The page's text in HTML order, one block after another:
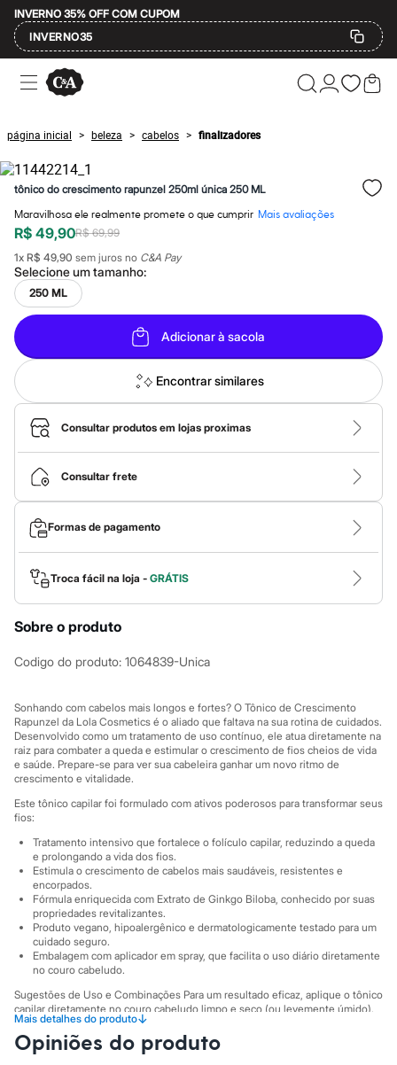
INVERNO 35% OFF COM CUPOM
INVERNO35
Ofertas
Compre por Departamento
Masculino
Infantil
Calçados
Mindse7
Plus Size
Até 20% off
Até 40% off
Até 60% off
A partir de 60% off
Feminino
Em alta
Inverno
Alfaiataria
Novidades
Roupas
Blusas e Camisetas
Básicos
Calças
Casacos e Jaquetas
Jeans
Macacões
Saias
Shorts e Bermudas
Vestidos
Acessórios
Bolsas
Bonés e Chapéus
Bijoux
Cintos
Óculos
Relógios
Calçados
Botas
Chinelos
Rasteirinhas
Sapatilhas
Tênis
Marcas
City
Clock House
Mindset
Sawary
Yessica
Acessórios
Blusas
Calçados
Leggings
Shorts e Bermudas
Tops
Moda íntima
Calcinhas
Cintas e Modeladores
Meias
Pijamas
Sutiãs e Tops
Moda praia
Biquínis
página inicial > beleza > cabelos > finalizadores
tônico do crescimento rapunzel 250ml única 250 ML
Maravilhosa ele realmente promete o que cumprir Mais avaliações
R$ 49,90R$ 69,99
1x R$ 49,90 sem juros no C&A Pay
Selecione umtamanho:
250 ML
Adicionar à sacola
Encontrar similares
Consultar produtos em lojas proximas
Consultar frete
Formas de pagamento
Troca fácil na loja - GRÁTIS
Sobre o produto
Codigo do produto: 1064839-Unica
Sonhando com cabelos mais longos e fortes? O Tônico de Crescimento
Rapunzel da Lola Cosmetics é o aliado que faltava na sua rotina de cuidados.
Desenvolvido como um tratamento de uso contínuo, ele atua diretamente na
raiz para combater a queda e estimular o crescimento de fios cheios de vida
e saúde. Prepare-se para ver sua cabeleira ganhar um novo ritmo de
crescimento e vitalidade.
Este tônico capilar foi formulado com ativos poderosos para transformar seus
fios:
Tratamento intensivo que fortalece o folículo capilar, reduzindo a queda
e prolongando a vida dos fios.
Estimula o crescimento de cabelos mais saudáveis, resistentes e
encorpados.
Fórmula enriquecida com Extrato de Ginkgo Biloba, conhecido por suas
propriedades revitalizantes.
Produto vegano, hipoalergênico e dermatologicamente testado para um
cuidado seguro.
Embalagem com aplicador em spray, que facilita o uso diário diretamente
no couro cabeludo.
Sugestões de Uso e Combinações Para um resultado eficaz, aplique o tônico
capilar diretamente no couro cabeludo limpo e seco (ou levemente úmido).
Massageie suavemente com a ponta dos dedos para ativar a circulação e
garantir a absorção do produto. Por ser um tratamento de uso contínuo,
utilize-o diariamente. Para potencializar os efeitos, combine-o com os outros
Mais detalhes do produto↓
Opiniões do produto